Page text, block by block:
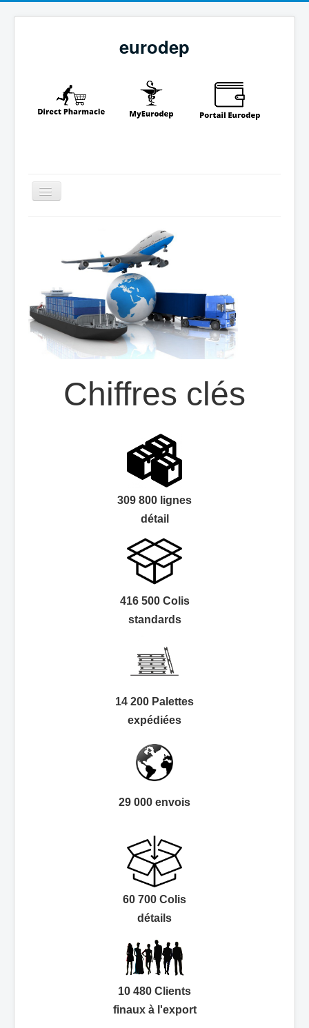
eurodep
Toggle
Navigation
Chiffres clés
309 800 lignes
détail
416 500 Colis
standards
14 200 Palettes
expédiées
29 000 envois
60 700 Colis
détails
10 480 Clients
finaux à l'export